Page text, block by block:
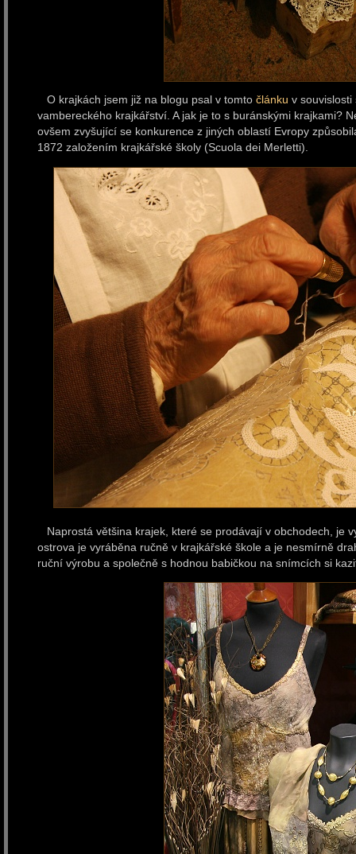
O krajkách jsem již na blogu psal v tomto článku v souvislosti
vambereckého krajkářství. A jak je to s buránskými krajkami?
ovšem zvyšující se konkurence z jiných oblastí Evropy
1872 založením krajkářské školy (Scuola dei Merletti).
Naprostá většina krajek, které se prodávají v obchodech, je
ostrova je vyráběna ručně v krajkářské škole a je nesmírně
ruční výrobu a společně s hodnou babičkou na snímcích si